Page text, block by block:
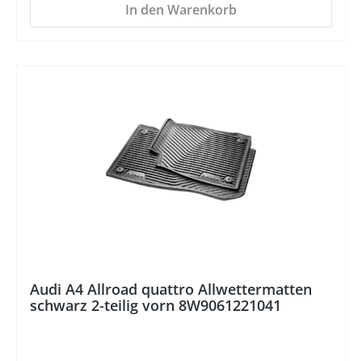
In den Warenkorb
Audi A4 Allroad quattro Allwettermatten
schwarz 2-teilig vorn 8W9061221041